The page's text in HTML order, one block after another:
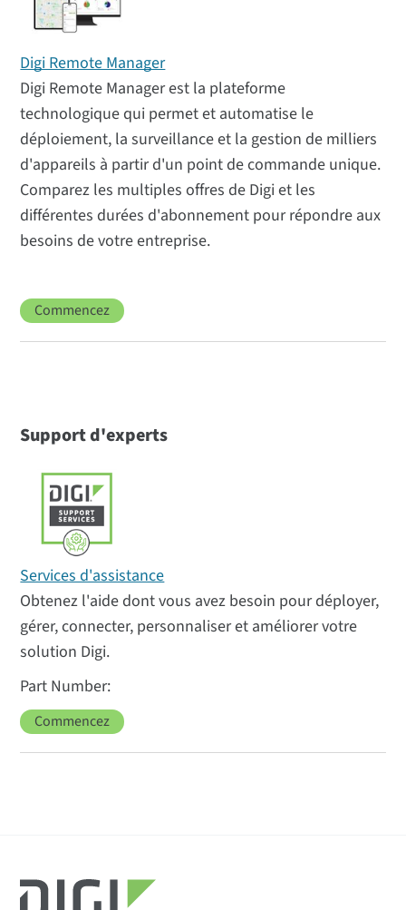
Digi Remote Manager
Digi Remote Manager est la plateforme
technologique qui permet et automatise le
déploiement, la surveillance et la gestion de milliers
d'appareils à partir d'un point de commande unique.
Comparez les multiples offres de Digi et les
différentes durées d'abonnement pour répondre aux
besoins de votre entreprise.
Commencez
Support d'experts
Services d'assistance
Obtenez l'aide dont vous avez besoin pour déployer,
gérer, connecter, personnaliser et améliorer votre
solution Digi.
Commencez